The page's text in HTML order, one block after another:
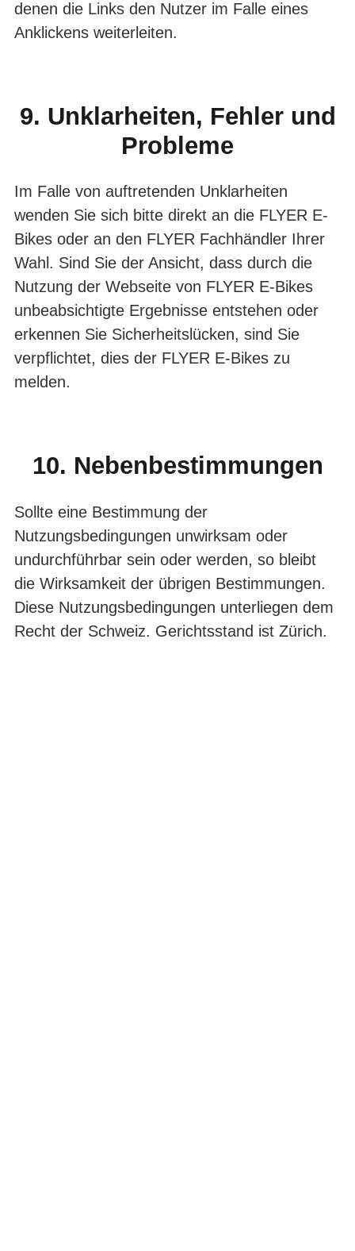
denen die Links den Nutzer im Falle eines
Anklickens weiterleiten.
9. Unklarheiten, Fehler und
Probleme
Im Falle von auftretenden Unklarheiten
wenden Sie sich bitte direkt an die FLYER E-
Bikes oder an den FLYER Fachhändler Ihrer
Wahl. Sind Sie der Ansicht, dass durch die
Nutzung der Webseite von FLYER E-Bikes
unbeabsichtigte Ergebnisse entstehen oder
erkennen Sie Sicherheitslücken, sind Sie
verpflichtet, dies der FLYER E-Bikes zu
melden.
10. Nebenbestimmungen
Sollte eine Bestimmung der
Nutzungsbedingungen unwirksam oder
undurchführ­bar sein oder werden, so bleibt
die Wirksamkeit der übrigen Bestimmungen.
Diese Nutzungsbedingungen unterliegen dem
Recht der Schweiz. Gerichtsstand ist Zürich.